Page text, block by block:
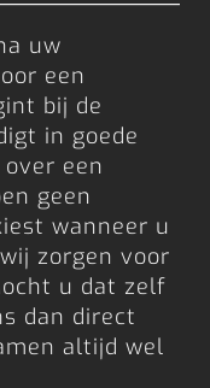
uw
een
bij de
in goede
een
geen
wanneer u
zorgen voor
u dat zelf
dan direct
altijd wel